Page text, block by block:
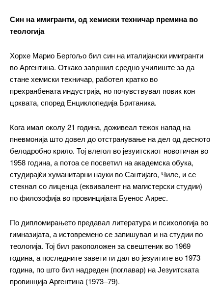
Син на имигранти, од хемиски техничар премина во
теологија
Хорхе Марио Бергољо бил син на италијански имигранти
во Аргентина. Откако завршил средно училиште за да
стане хемиски техничар, работел кратко во
прехранбената индустрија, но почувствувал повик кон
црквата, според Енциклопедија Британика.
Кога имал околу 21 година, доживеал тежок напад на
пневмонија што довел до отстранување на дел од десното
белодробно крило. Тој влегол во језуитскиот новотичан во
1958 година, а потоа се посветил на академска обука,
студирајќи хуманитарни науки во Сантијаго, Чиле, и се
стекнал со лиценца (еквивалент на магистерски студии)
по филозофија во провинцијата Буенос Аирес.
По дипломирањето предавал литература и психологија во
гимназијата, а истовремено се запишувал и на студии по
теологија. Тој бил ракоположен за свештеник во 1969
година, а последните завети ги дал во језуитите во 1973
година, по што бил надреден (поглавар) на Језуитската
провинција Аргентина (1973–79).